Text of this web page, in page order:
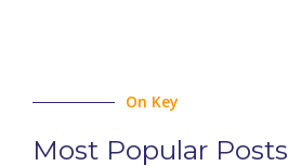
On Key
Most Popular Posts